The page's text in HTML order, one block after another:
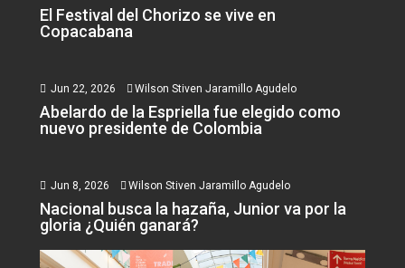
El Festival del Chorizo se vive en
Copacabana
Jun 22, 2026 Wilson Stiven Jaramillo Agudelo
Abelardo de la Espriella fue elegido como
nuevo presidente de Colombia
Jun 8, 2026 Wilson Stiven Jaramillo Agudelo
Nacional busca la hazaña, Junior va por la
gloria ¿Quién ganará?